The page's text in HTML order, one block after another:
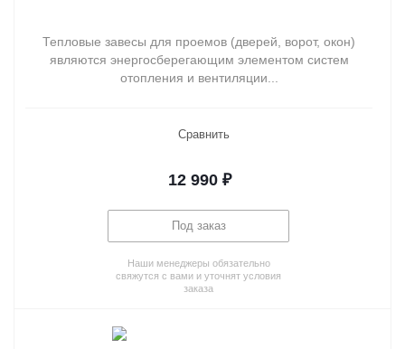
Тепловые завесы для проемов (дверей, ворот, окон)
являются энергосберегающим элементом систем
отопления и вентиляции...
Сравнить
12 990₽
Под заказ
Наши менеджеры обязательно
свяжутся с вами и уточнят условия
заказа